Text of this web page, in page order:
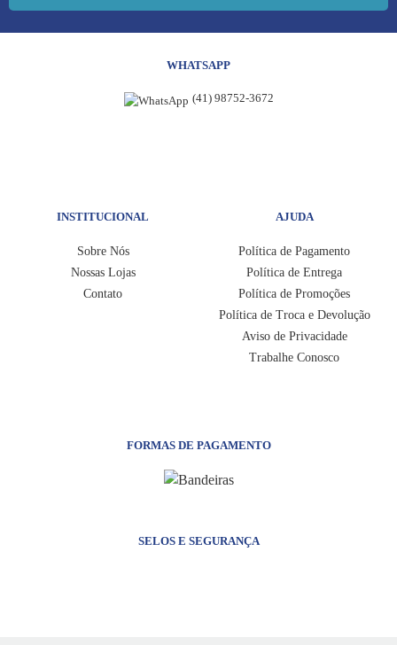
WHATSAPP
(41) 98752-3672
INSTITUCIONAL
Sobre Nós
Nossas Lojas
Contato
AJUDA
Política de Pagamento
Política de Entrega
Política de Promoções
Política de Troca e Devolução
Aviso de Privacidade
Trabalhe Conosco
FORMAS DE PAGAMENTO
SELOS E SEGURANÇA